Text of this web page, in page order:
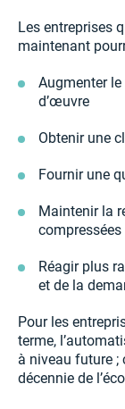
Les entreprises
maintenant
Augmenter
d’œuvre
Obtenir une
Fournir une
Maintenir la
compressées
Réagir plus
et de la
Pour les
terme,
à niveau future ;
décennie de